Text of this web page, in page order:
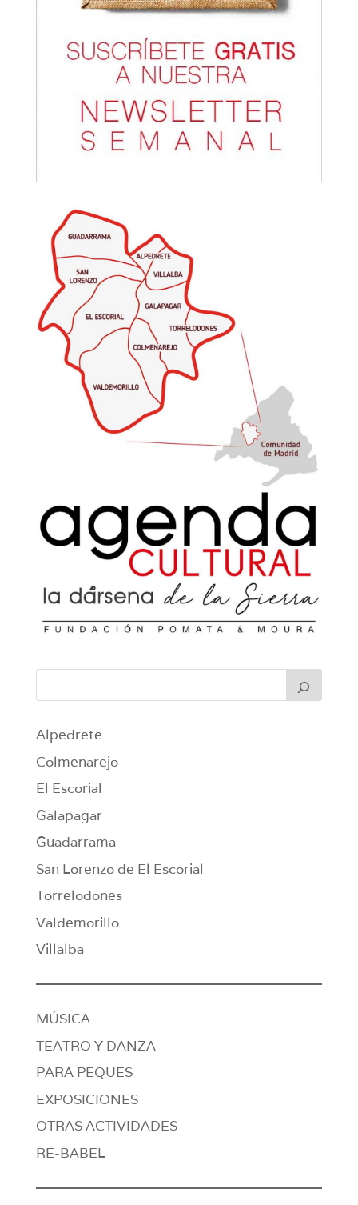
Alpedrete
Colmenarejo
El Escorial
Galapagar
Guadarrama
San Lorenzo de El Escorial
Torrelodones
Valdemorillo
Villalba
MÚSICA
TEATRO Y DANZA
PARA PEQUES
EXPOSICIONES
OTRAS ACTIVIDADES
RE-BABEL